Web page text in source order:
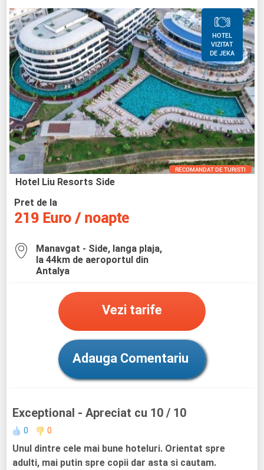
HOTEL
VIZITAT
DE JEKA
RECOMANDAT DE TURISTI
Hotel Liu Resorts Side
Pret de la
219 Euro / noapte
Manavgat - Side, langa plaja,
la 44km de aeroportul din
Antalya
Vezi tarife
Adauga Comentariu
Exceptional - Apreciat cu 10 / 10
0 0
Unul dintre cele mai bune hoteluri. Orientat spre
adulti, mai putin spre copii dar asta si cautam.